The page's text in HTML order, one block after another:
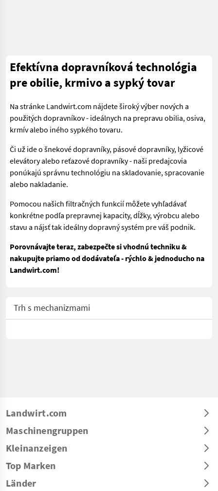
Efektívna dopravníková technológia
pre obilie, krmivo a sypký tovar
Na stránke Landwirt.com nájdete široký výber nových a
použitých dopravníkov - ideálnych na prepravu obilia, osiva,
krmív alebo iného sypkého tovaru.
Či už ide o šnekové dopravníky, pásové dopravníky, lyžicové
elevátory alebo reťazové dopravníky - naši predajcovia
ponúkajú správnu technológiu na skladovanie, spracovanie
alebo nakladanie.
Pomocou našich filtračných funkcií môžete vyhľadávať
konkrétne podľa prepravnej kapacity, dĺžky, výrobcu alebo
stavu a nájsť tak ideálny dopravný systém pre váš podnik.
Porovnávajte teraz, zabezpečte si vhodnú techniku &
nakupujte priamo od dodávateľa - rýchlo & jednoducho na
Landwirt.com!
Trh s mechanizmami
Landwirt.com
Maschinengruppen
Kleinanzeigen
Top Marken
Länder